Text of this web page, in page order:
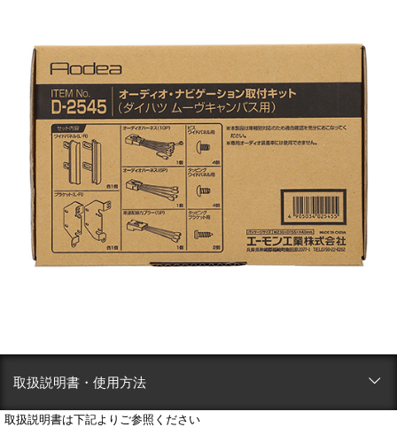
取扱説明書・使用方法
取扱説明書は下記よりご参照ください